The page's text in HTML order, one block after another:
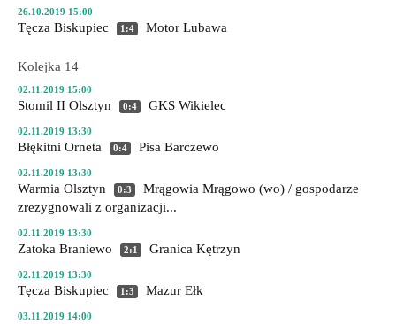
26.10.2019 15:00
Tęcza Biskupiec 1:4 Motor Lubawa
Kolejka 14
02.11.2019 15:00
Stomil II Olsztyn 0:4 GKS Wikielec
02.11.2019 13:30
Błękitni Orneta 0:4 Pisa Barczewo
02.11.2019 13:30
Warmia Olsztyn 0:3 Mrągowia Mrągowo (wo) / gospodarze
zrezygnowali z organizacji...
02.11.2019 13:30
Zatoka Braniewo 2:1 Granica Kętrzyn
02.11.2019 13:30
Tęcza Biskupiec 1:3 Mazur Ełk
03.11.2019 14:00